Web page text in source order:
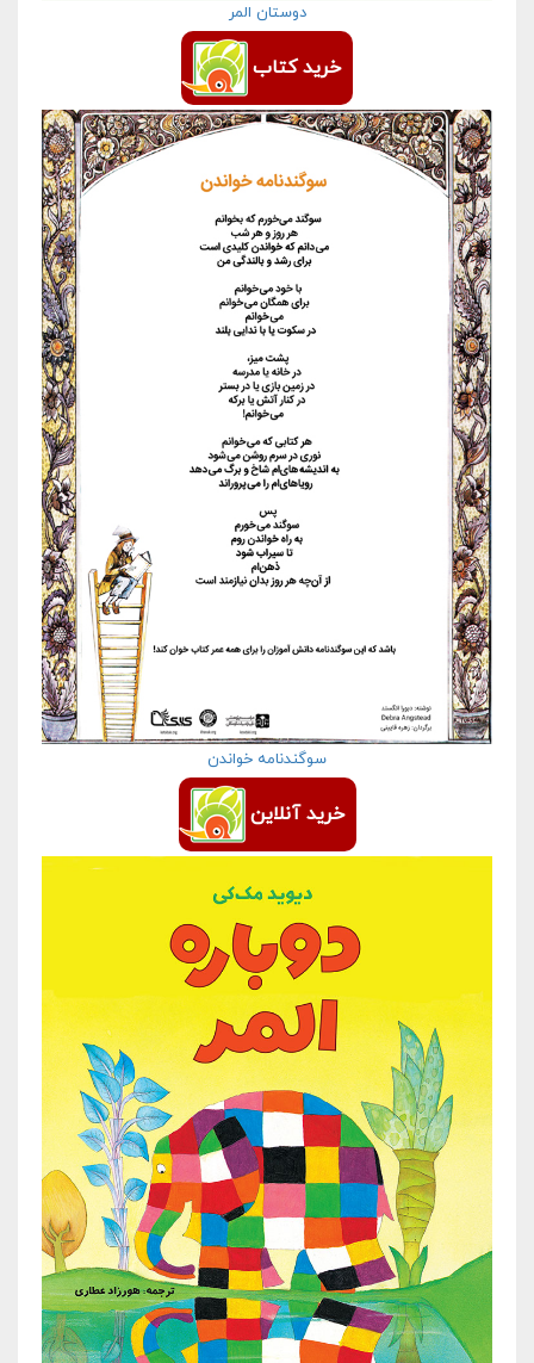
دوستان المر
خرید کتاب
سوگندنامه خواندن
خرید آنلاین